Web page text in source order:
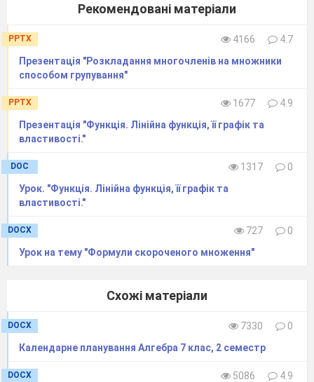
Рекомендовані матеріали
PPTX 4166
4.7
Презентація "Розкладання многочленів на множники
способом групування"
PPTX 1677
4.9
Презентація "Функція. Лінійна функція, її графік та
властивості."
DOC 1317
0
Урок. "Функція. Лінійна функція, її графік та
властивості."
DOCX 727
0
Урок на тему "Формули скороченого множення"
Схожі матеріали
DOCX 7330
0
Календарне планування Алгебра 7 клас, 2 семестр
DOCX 5086
4.9